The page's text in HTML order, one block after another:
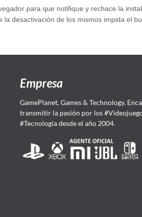
para que notifique y rechace la
la desactivación de los mismos impida el
Empresa
GamePlanet, Games & Technology.
transmitir la pasión por los
#Tecnología desde el año 2004.